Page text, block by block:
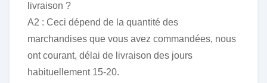
livraison ?
A2 : Ceci dépend de la quantité des
marchandises que vous avez commandées, nous
ont courant, délai de livraison des jours
habituellement 15-20.